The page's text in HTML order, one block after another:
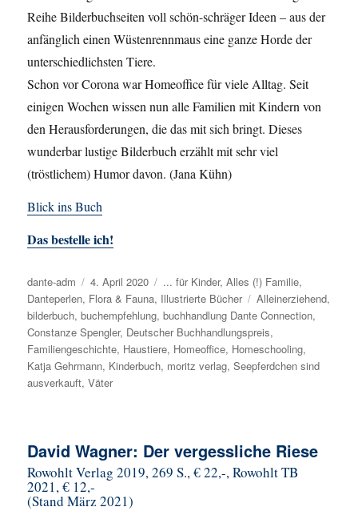
Reihe Bilderbuchseiten voll schön-schräger Ideen – aus der
anfänglich einen Wüstenrennmaus eine ganze Horde der
unterschiedlichsten Tiere.
Schon vor Corona war Homeoffice für viele Alltag. Seit
einigen Wochen wissen nun alle Familien mit Kindern von
den Herausforderungen, die das mit sich bringt. Dieses
wunderbar lustige Bilderbuch erzählt mit sehr viel
(tröstlichem) Humor davon. (Jana Kühn)
Blick ins Buch
Das bestelle ich!
Autor
dante-adm
Veröffentlicht
am
4. April 2020 Kategorien
... für Kinder,Alles (!) Familie,
Danteperlen, Flora & Fauna, Illustrierte Bücher Schlagwörter
Alleinerziehend,
bilderbuch,buchempfehlung,buchhandlung Dante Connection,
Constanze Spengler, Deutscher Buchhandlungspreis,
Familiengeschichte, Haustiere, Homeoffice, Homeschooling,
Katja Gehrmann, Kinderbuch, moritz verlag,Seepferdchen sind
ausverkauft,Väter
David Wagner: Der vergessliche Riese
RowohltVerlag 2019,269 S., € 22,-, Rowohlt TB
2021, € 12,-
(Stand März 2021)